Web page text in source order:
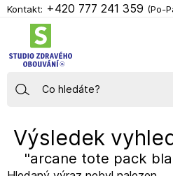
Výsledek vyhledávání výrazu
"arcane tote pack
Kontakt: +420 777 241 359 (Po-